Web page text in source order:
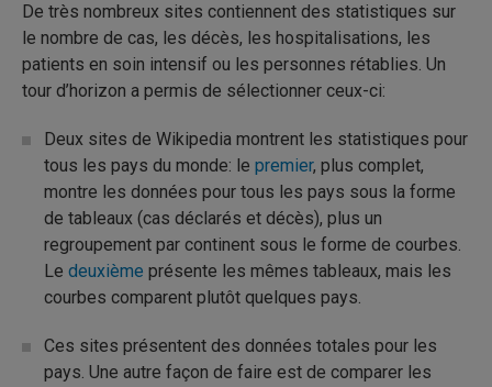
De très nombreux sites contiennent des statistiques sur
le nombre de cas, les décès, les hospitalisations, les
patients en soin intensif ou les personnes rétablies. Un
tour d’horizon a permis de sélectionner ceux-ci:
Deux sites de Wikipedia montrent les statistiques pour
tous les pays du monde: le premier, plus complet,
montre les données pour tous les pays sous la forme
de tableaux (cas déclarés et décès), plus un
regroupement par continent sous le forme de courbes.
Le deuxième présente les mêmes tableaux, mais les
courbes comparent plutôt quelques pays.
Ces sites présentent des données totales pour les
pays. Une autre façon de faire est de comparer les